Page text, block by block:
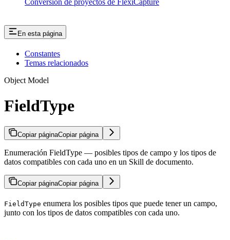
Conversión de proyectos de FlexiCapture
En esta página
Constantes
Temas relacionados
Object Model
FieldType
Copiar páginaCopiar página
Enumeración FieldType — posibles tipos de campo y los tipos de
datos compatibles con cada uno en un Skill de documento.
Copiar páginaCopiar página
FieldType enumera los posibles tipos que puede tener un campo,
junto con los tipos de datos compatibles con cada uno.